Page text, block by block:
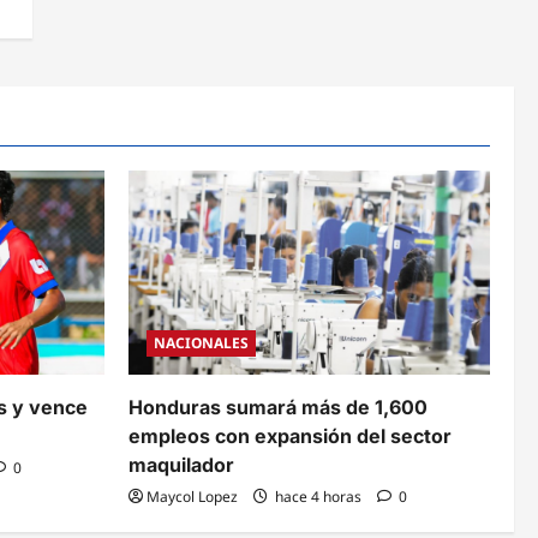
y vence
0
NACIONALES
Honduras sumará más de 1,600
empleos con expansión del sector
maquilador
Maycol Lopez hace 4 horas 0